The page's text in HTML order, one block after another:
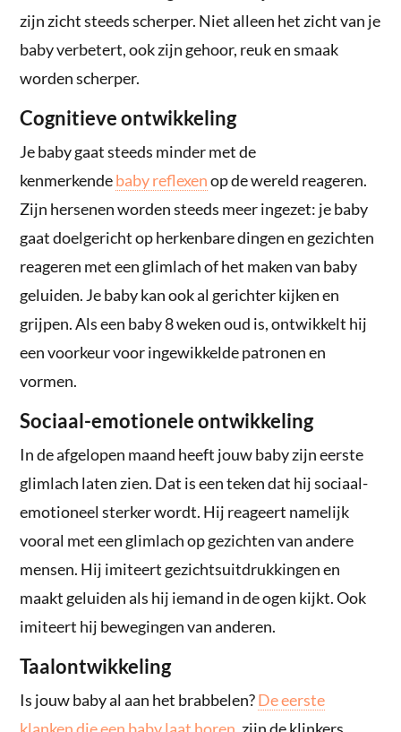
zijn zicht steeds scherper. Niet alleen het zicht van je
baby verbetert, ook zijn gehoor, reuk en smaak
worden scherper.
Cognitieve ontwikkeling
Je baby gaat steeds minder met de
kenmerkendebaby reflexenop de wereld reageren.
Zijn hersenen worden steeds meer ingezet: je baby
gaat doelgericht op herkenbare dingen en gezichten
reageren met een glimlach of het maken van baby
geluiden. Je baby kan ook al gerichter kijken en
grijpen. Als een baby 8 weken oud is, ontwikkelt hij
een voorkeur voor ingewikkelde patronen en
vormen.
Sociaal-emotionele ontwikkeling
In de afgelopen maand heeft jouw baby zijn eerste
glimlach laten zien. Dat is een teken dat hij sociaal-
emotioneel sterker wordt. Hij reageert namelijk
vooral met een glimlach op gezichten van andere
mensen. Hij imiteert gezichtsuitdrukkingen en
maakt geluiden als hij iemand in de ogen kijkt. Ook
imiteert hij bewegingen van anderen.
Taalontwikkeling
Is jouw baby al aan het brabbelen?De eerste